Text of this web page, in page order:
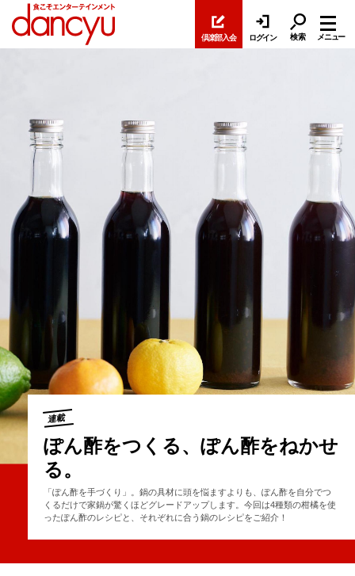
倶楽部入会 ログイン 検索 メニュー
連載
ぽん酢をつくる、ぽん酢をねかせ
る。
「ぽん酢を手づくり」。鍋の具材に頭を悩ますよりも、ぽん酢を自分でつ
くるだけで家鍋が驚くほどグレードアップします。今回は4種類の柑橘を使
ったぽん酢のレシピと、それぞれに合う鍋のレシピをご紹介！